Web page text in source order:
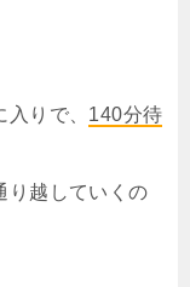
りで、 140分待
り越していくの